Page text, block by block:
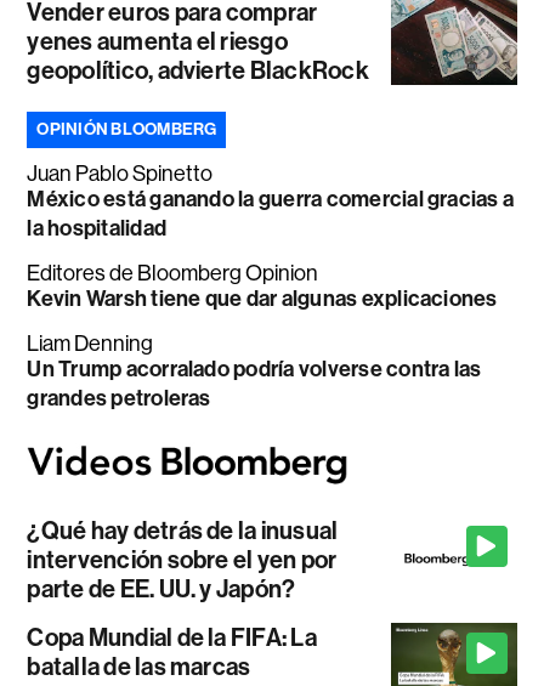
Vender euros para comprar
yenes aumenta el riesgo
geopolítico, advierte BlackRock
OPINIÓN BLOOMBERG
Juan Pablo Spinetto
México está ganando la guerra comercial gracias a
la hospitalidad
Editores de Bloomberg Opinion
Kevin Warsh tiene que dar algunas explicaciones
Liam Denning
Un Trump acorralado podría volverse contra las
grandes petroleras
¿Qué hay detrás de la inusual
intervención sobre el yen por
parte de EE. UU. y Japón?
Copa Mundial de la FIFA: La
batalla de las marcas